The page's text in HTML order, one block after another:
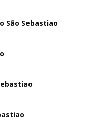
São Sebastiao